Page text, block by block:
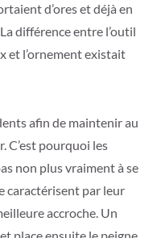
d’ores et déjà en
différence entre l’outil
et l’ornement existait
afin de maintenir au
C’est pourquoi les
non plus vraiment à se
caractérisent par leur
accroche. Un